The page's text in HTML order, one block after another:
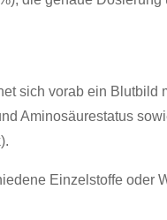
sich vorab ein Blutbild
Aminosäurestatus
Einzelstoffe oder